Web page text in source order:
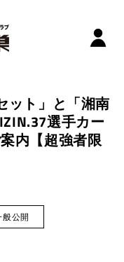
ット」と「湘南
選手カー
内【超強者限
般公開